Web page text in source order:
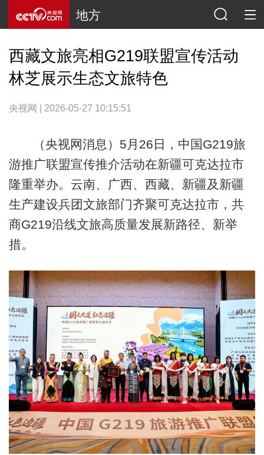
地方
西藏文旅亮相G219联盟宣传活动
林芝展示生态文旅特色
央视网 | 2026-05-27 10:15:51
（央视网消息）5月26日，中国G219旅
游推广联盟宣传推介活动在新疆可克达拉市
隆重举办。云南、广西、西藏、新疆及新疆
生产建设兵团文旅部门齐聚可克达拉市，共
商G219沿线文旅高质量发展新路径、新举
措。